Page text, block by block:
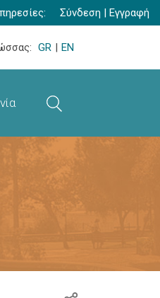
Σύνδεση | Εγγραφή
GR | EN